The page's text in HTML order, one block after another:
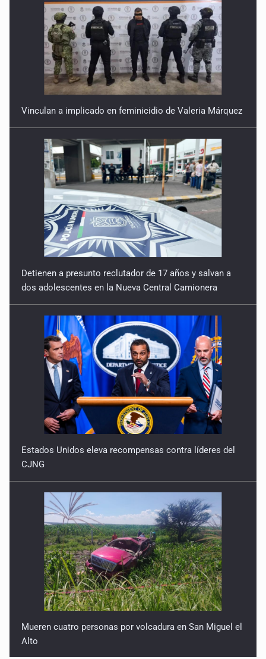
Vinculan a implicado en feminicidio de Valeria Márquez
Detienen a presunto reclutador de 17 años y salvan a
dos adolescentes en la Nueva Central Camionera
Estados Unidos eleva recompensas contra líderes del
CJNG
Mueren cuatro personas por volcadura en San Miguel el
Alto